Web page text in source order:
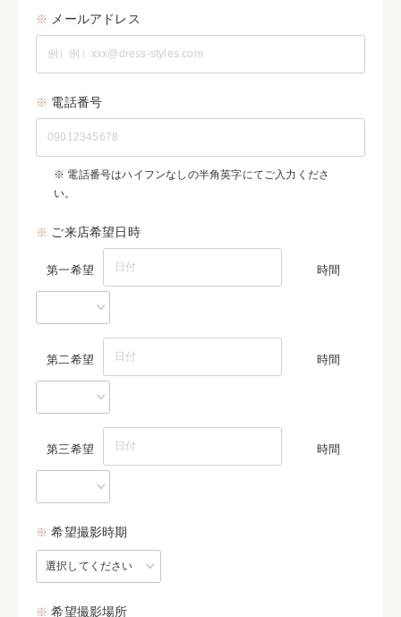
※ メールアドレス
※ 電話番号
※ 電話番号はハイフンなしの半角英字にてご入力くださ
い。
※ ご来店希望日時
第一希望 時間
第二希望 時間
第三希望 時間
※ 希望撮影時期
※ 希望撮影場所